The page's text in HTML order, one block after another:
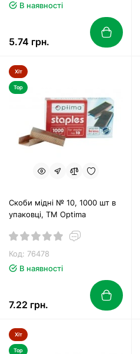
В наявності
5.74 грн.
Хіт
Top
Скоби мідні № 10, 1000 шт в
упаковці, ТМ Optima
Код: 76478
В наявності
7.22 грн.
Хіт
Top